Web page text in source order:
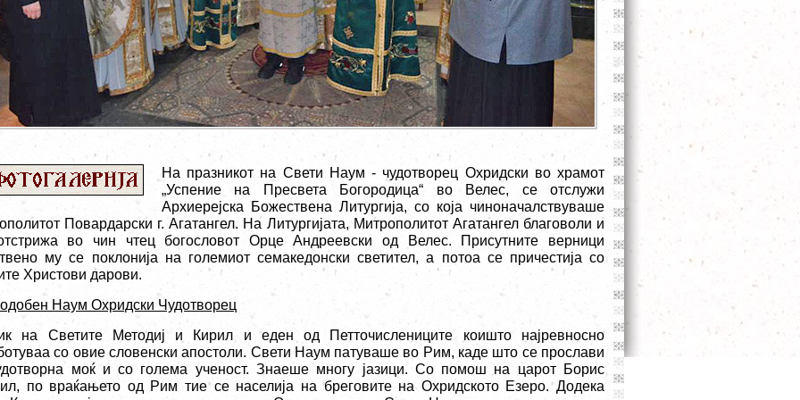
На празникот на Свети Наум - чудотворец Охридски во храмот
„Успение на Пресвета Богородица“ во Велес, се отслужи
Архиерејска Божествена Литургија, со која чиноначалствуваше
Повардарски г. Агатангел. На Литургијата, Митрополитот Агатангел благоволи и
во чин чтец богословот Орце Андреевски од Велес. Присутните верници
му се поклонија на големиот семакедонски светител, а потоа се причестија со
Христови дарови.
Наум Охридски Чудотворец
на Светите Методиј и Кирил и еден од Петточислениците коишто најревносно
со овие словенски апостоли. Свети Наум патуваше во Рим, каде што се прослави
моќ и со голема ученост. Знаеше многу јазици. Со помош на царот Борис
по враќањето од Рим тие се населија на бреговите на Охридското Езеро. Додека